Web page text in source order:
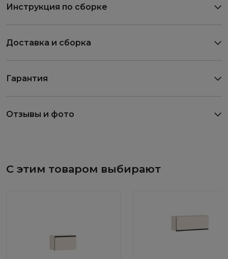
Инструкция по сборке
Доставка и сборка
Гарантия
Отзывы и фото
С этим товаром выбирают